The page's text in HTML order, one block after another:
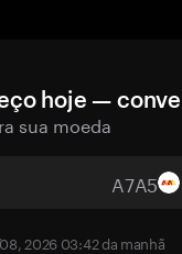
hoje —
sua moeda
A7A5
2026 03:42 da manhã